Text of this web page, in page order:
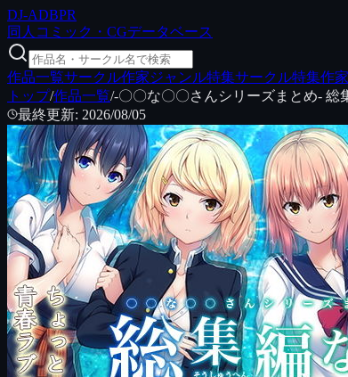
DJ-ADBPR
同人コミック・CGデータベース
作品一覧サークル作家ジャンル特集サークル特集作
トップ/作品一覧/-〇〇な〇〇さんシリーズまとめ- 総
最終更新: 2026/08/05